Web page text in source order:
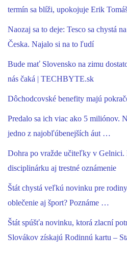
termín sa blíži, upokojuje Erik
Naozaj sa to deje: Tesco sa chystá
Česka. Najalo si na to ľudí
Bude mať Slovensko na zimu
nás čaká | TECHBYTE.sk
Dôchodcovské benefity majú
Predalo sa ich viac ako 5 miliónov.
jedno z najobľúbenejších áut …
Dohra po vražde učiteľky v Gelnici.
disciplinárku aj trestné oznámenie
Štát chystá veľkú novinku pre
oblečenie aj šport? Poznáme …
Štát spúšťa novinku, ktorá zlacní
Slovákov získajú Rodinnú kartu –